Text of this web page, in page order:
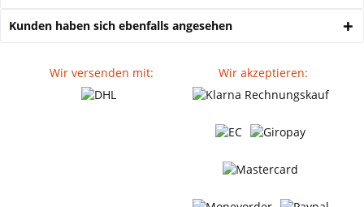
Kunden haben sich ebenfalls angesehen
Wir versenden mit: Wir akzeptieren: